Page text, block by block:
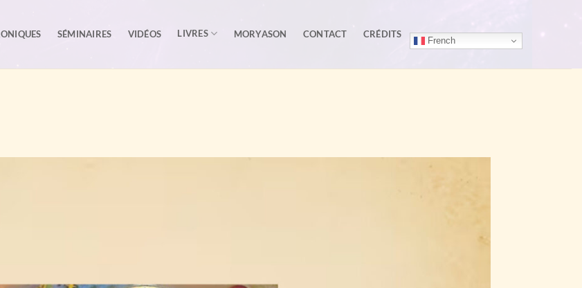
SÉMINAIRES VIDÉOS LIVRES MORYASON CONTACT CRÉDITS
French